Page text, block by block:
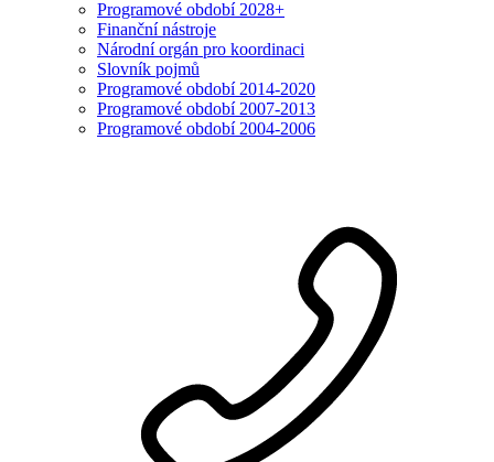
Programové období 2028+
Finanční nástroje
Národní orgán pro koordinaci
Slovník pojmů
Programové období 2014-2020
Programové období 2007-2013
Programové období 2004-2006